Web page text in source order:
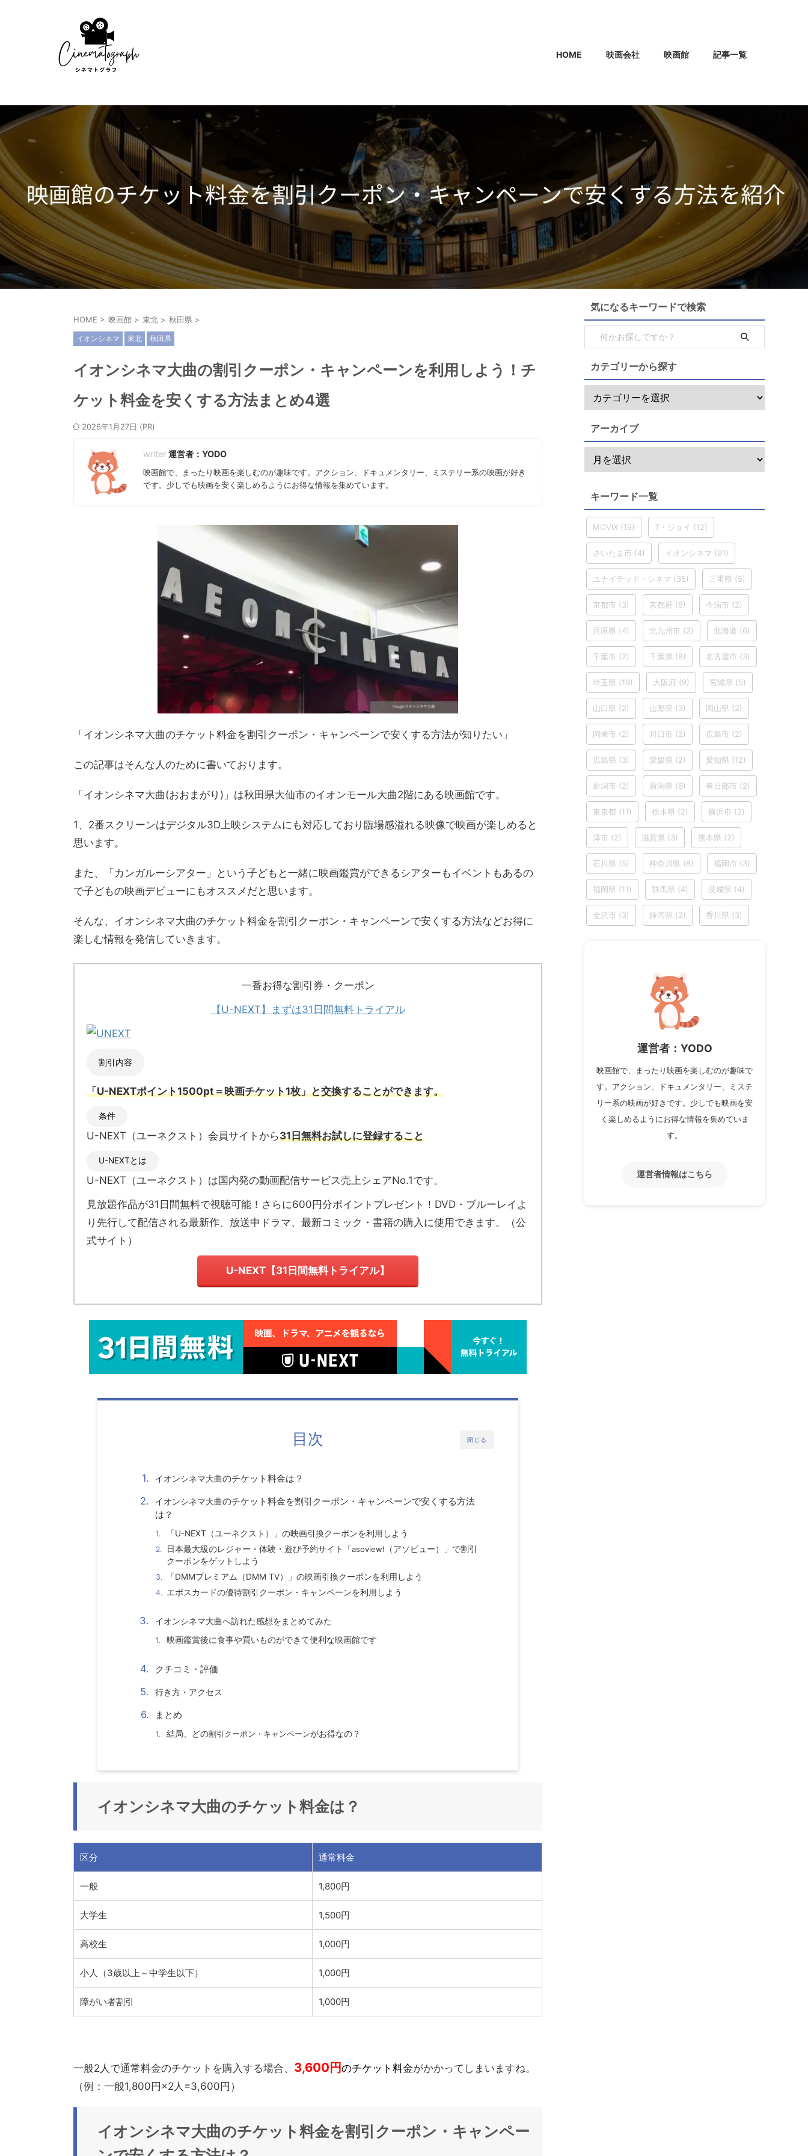
HOME 映画会社 映画館 記事一覧
HOME > 映画館 > 東北 > 秋田県 >
イオンシネマ 東北 秋田県
イオンシネマ大曲の割引クーポン・キャンペーンを利用しよう！チ
ケット料金を安くする方法まとめ4選
2026年1月27日
運営者：YODO
映画館で、まったり映画を楽しむのが趣味です。アクション、ドキュメンタリー、ミステリー系の映画が好き
です。少しでも映画を安く楽しめるようにお得な情報を集めています。
「イオンシネマ大曲のチケット料金を割引クーポン・キャンペーンで安くする方法が知りたい」
この記事はそんな人のために書いております。
「イオンシネマ大曲(おおまがり)」は秋田県大仙市のイオンモール大曲2階にある映画館です。
1、2番スクリーンはデジタル3D上映システムにも対応しており臨場感溢れる映像で映画が楽しめると
思います。
また、「カンガルーシアター」という子どもと一緒に映画鑑賞ができるシアターもイベントもあるの
で子どもの映画デビューにもオススメだと思います。
そんな、イオンシネマ大曲のチケット料金を割引クーポン・キャンペーンで安くする方法などお得に
楽しむ情報を発信していきます。
一番お得な割引券・クーポン
【U-NEXT】まずは31日間無料トライアル
割引内容
「U-NEXTポイント1500pt＝映画チケット1枚」と交換することができます。
条件
U-NEXT（ユーネクスト）会員サイトから31日無料お試しに登録すること
U-NEXTとは
U-NEXT（ユーネクスト） は国内発の動画配信サービス売上シェアNo.1です。
見放題作品が31日間無料で視聴可能！ さらに600円分ポイントプレゼント！DVD・ブルーレイよ
り先行して配信される最新作、放送中ドラマ、最新コミック・書籍の購入に使用できます。（公
式サイト ）
U-NEXT【31日間無料トライアル】
閉じる
目次
イオンシネマ大曲のチケット料金は？
イオンシネマ大曲のチケット料金を割引クーポン・キャンペーンで安くする方法
は？
「U-NEXT（ユーネクスト）」の映画引換クーポンを利用しよう
日本最大級のレジャー・体験・遊び予約サイト「asoview! （アソビュー）」で割引
クーポンをゲットしよう
「DMMプレミアム（DMM TV）」の映画引換クーポンを利用しよう
エポスカードの優待割引クーポン・キャンペーンを利用しよう
イオンシネマ大曲へ訪れた感想をまとめてみた
映画鑑賞後に食事や買いものができて便利な映画館です
クチコミ・評価
行き方・アクセス
まとめ
結局、どの割引クーポン・キャンペーンがお得なの？
イオンシネマ大曲のチケット料金は？
区分 通常料金
一般 1,800円
大学生 1,500円
高校生 1,000円
小人（3歳以上～中学生以下） 1,000円
障がい者割引 1,000円
一般2人で通常料金のチケットを購入する場合、 3,600円のチケット料金がかかってしまいますね。
（例：一般1,800円×2人=3,600円）
イオンシネマ大曲のチケット料金を割引クーポン・キャンペー
気になるキーワードで検索
カテゴリーから探す
アーカイブ
キーワード一覧
MOVIX (19) T・ジョイ (12)
さいたま市 (4) イオンシネマ (91)
ユナイテッド・シネマ (35) 三重県 (5)
京都市 (3) 京都府 (5) 今治市 (2)
兵庫県 (4) 北九州市 (2) 北海道 (6)
千葉市 (2) 千葉県 (8) 名古屋市 (3)
埼玉県 (19) 大阪府 (9) 宮城県 (5)
山口県 (2) 山形県 (3) 岡山県 (2)
岡崎市 (2) 川口市 (2) 広島市 (2)
広島県 (3) 愛媛県 (2) 愛知県 (12)
新潟市 (2) 新潟県 (6) 春日部市 (2)
東京都 (11) 栃木県 (2) 横浜市 (2)
津市 (2) 滋賀県 (3) 熊本県 (2)
石川県 (5) 神奈川県 (8) 福岡市 (3)
福岡県 (11) 群馬県 (4) 茨城県 (4)
金沢市 (3) 静岡県 (2) 香川県 (3)
運営者：YODO
映画館で、まったり映画を楽しむのが趣味で
す。アクション、ドキュメンタリー、ミステ
リー系の映画が好きです。少しでも映画を安
く楽しめるようにお得な情報を集めていま
す。
運営者情報はこちら